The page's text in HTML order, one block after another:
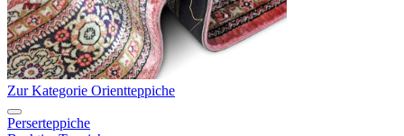
Zur Kategorie Orientteppiche
Perserteppiche